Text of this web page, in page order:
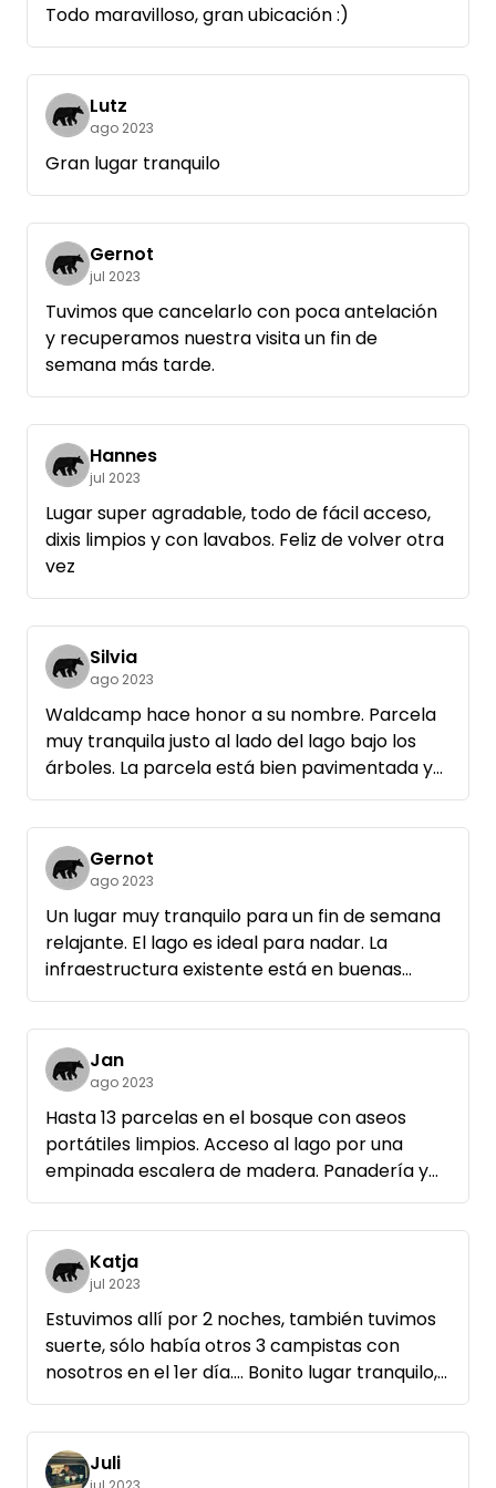
Todo maravilloso, gran ubicación :)
Lutz
ago 2023
Gran lugar tranquilo
Gernot
jul 2023
Tuvimos que cancelarlo con poca antelación
y recuperamos nuestra visita un fin de
semana más tarde.
Hannes
jul 2023
Lugar super agradable, todo de fácil acceso,
dixis limpios y con lavabos. Feliz de volver otra
vez
Silvia
ago 2023
Waldcamp hace honor a su nombre. Parcela
muy tranquila justo al lado del lago bajo los
árboles. La parcela está bien pavimentada y
hay electricidad. ¡La cabaña TOI más limpia y
con mejor olor en la que he estado! Super
agradable y rápido contacto para preguntas
👍🏻👍🏻 con mucho gusto otra vez 😊
Gernot
ago 2023
Un lugar muy tranquilo para un fin de semana
relajante. El lago es ideal para nadar. La
infraestructura existente está en buenas
condiciones y es perfectamente adecuada.
Nos encantaría volver de nuevo.
Jan
ago 2023
Hasta 13 parcelas en el bosque con aseos
portátiles limpios. Acceso al lago por una
empinada escalera de madera. Panadería y
restaurante de pescado en las inmediaciones.
Katja
jul 2023
Estuvimos allí por 2 noches, también tuvimos
suerte, sólo había otros 3 campistas con
nosotros en el 1er día.... Bonito lugar tranquilo,
Dixi también funciona, bien para el corto
tiempo.
Camino al lago un poco aventurero a través
de las escaleras, especialmente con un perro.
Juli